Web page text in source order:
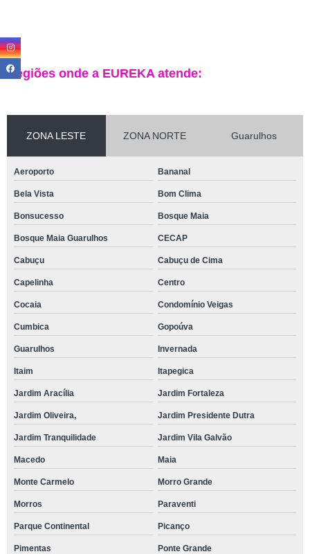
Regiões onde a EUREKA atende:
ZONA LESTE ZONA NORTE Guarulhos
Aeroporto Bananal
Bela Vista Bom Clima
Bonsucesso Bosque Maia
Bosque Maia Guarulhos CECAP
Cabuçu Cabuçu de Cima
Capelinha Centro
Cocaia Condomínio Veigas
Cumbica Gopoúva
Guarulhos Invernada
Itaim Itapegica
Jardim Aracília Jardim Fortaleza
Jardim Oliveira, Jardim Presidente Dutra
Jardim Tranquilidade Jardim Vila Galvão
Macedo Maia
Monte Carmelo Morro Grande
Morros Paraventi
Parque Continental Picanço
Pimentas Ponte Grande